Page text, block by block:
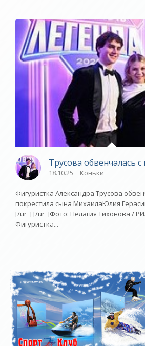
Трусова обвенчалась
18.10.25 Коньки
Фигуристка Александра Трусова
покрестила сына МихаилаЮлия
[/ur_] [/ur_]Фото: Пелагия Тихонова /
Фигуристка...